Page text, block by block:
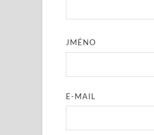
JMÉNO
E-MAIL